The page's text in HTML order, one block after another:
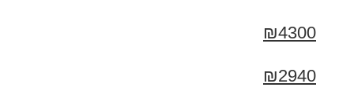
₪4300
₪2940